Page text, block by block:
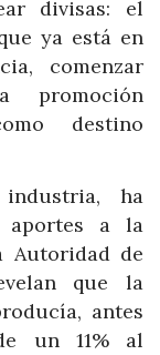
divisas: el
ya está en
comenzar
promoción
destino
ha
aportes a la
Autoridad de
que la
antes
un 11% al